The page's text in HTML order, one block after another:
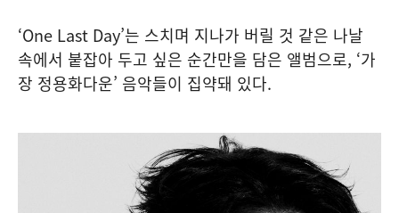
‘One Last Day’는 스치며 지나가 버릴 것 같은 나날
속에서 붙잡아 두고 싶은 순간만을 담은 앨범으로, ‘가
장 정용화다운’ 음악들이 집약돼 있다.